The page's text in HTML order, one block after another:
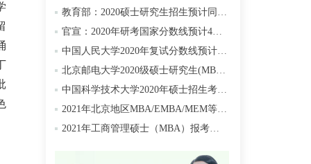
教育部：2020硕士研究生招生预计同比增加18.9万人
官宣：2020年研考国家分数线预计4月中旬左右公布
中国人民大学2020年复试分数线预计将于4月中旬左右公布
北京邮电大学2020级硕士研究生(MBA/MPAcc/MPA等)学费标准
中国科学技术大学2020年硕士招生考试复试分数线预4月中旬公布
2021年北京地区MBA/EMBA/MEM等管理类联考提前批面试汇总
2021年工商管理硕士（MBA）报考条件